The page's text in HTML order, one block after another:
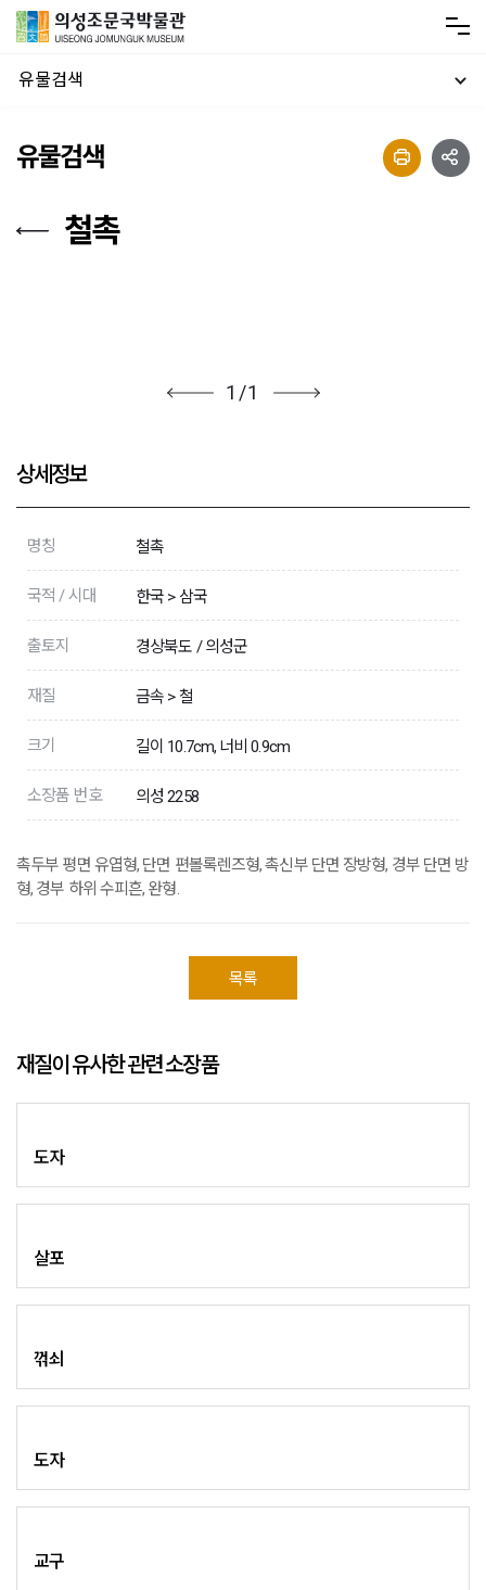
유물검색
유물검색
철촉
1 /1
상세정보
명칭 철촉
국적 / 시대 한국 > 삼국
출토지 경상북도 / 의성군
재질 금속 > 철
크기 길이 10.7cm, 너비 0.9cm
소장품 번호 의성 2258
촉두부 평면 유엽형, 단면 편볼록렌즈형, 촉신부 단면 장방형, 경부 단면 방
형, 경부 하위 수피흔, 완형.
목록
재질이 유사한 관련 소장품
도자
살포
꺾쇠
도자
교구